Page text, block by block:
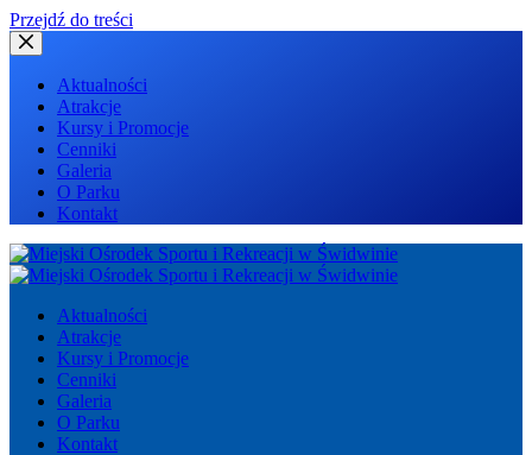
Przejdź do treści
Aktualności
Atrakcje
Kursy i Promocje
Cenniki
Galeria
O Parku
Kontakt
Aktualności
Atrakcje
Kursy i Promocje
Cenniki
Galeria
O Parku
Kontakt